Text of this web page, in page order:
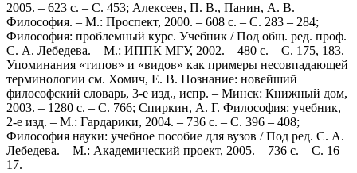
2005. – 623 с. – С. 453; Алексеев, П. В., Панин, А. В.
Философия. – М.: Проспект, 2000. – 608 с. – С. 283 – 284;
Философия: проблемный курс. Учебник / Под общ. ред. проф.
С. А. Лебедева. – М.: ИППК МГУ, 2002. – 480 с. – С. 175, 183.
Упоминания «типов» и «видов» как примеры несовпадающей
терминологии см. Хомич, Е. В. Познание: новейший
философский словарь, 3-е изд., испр. – Минск: Книжный дом,
2003. – 1280 с. – С. 766; Спиркин, А. Г. Философия: учебник,
2-е изд. – М.: Гардарики, 2004. – 736 с. – С. 396 – 408;
Философия науки: учебное пособие для вузов / Под ред. С. А.
Лебедева. – М.: Академический проект, 2005. – 736 с. – С. 16 –
17.